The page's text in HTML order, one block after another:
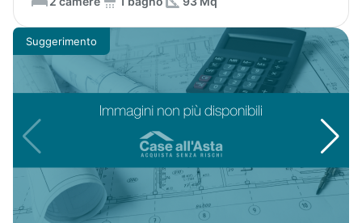
Suggerimento